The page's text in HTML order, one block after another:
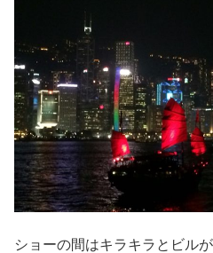
ショーの間はキラキラとビル